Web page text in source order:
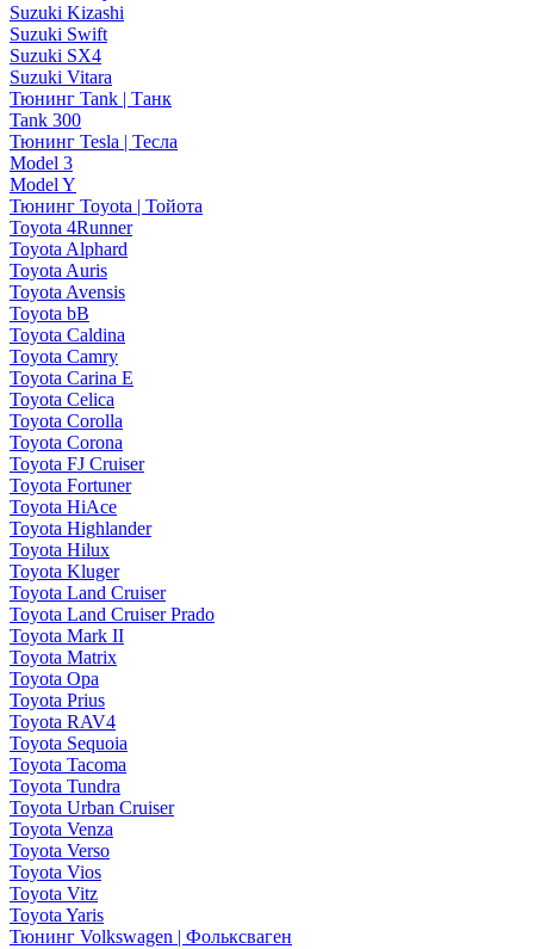
Suzuki Kizashi
Suzuki Swift
Suzuki SX4
Suzuki Vitara
Тюнинг Tank | Танк
Tank 300
Тюнинг Tesla | Тесла
Model 3
Model Y
Тюнинг Toyota | Тойота
Toyota 4Runner
Toyota Alphard
Toyota Auris
Toyota Avensis
Toyota bB
Toyota Caldina
Toyota Camry
Toyota Carina E
Toyota Celica
Toyota Corolla
Toyota Corona
Toyota FJ Cruiser
Toyota Fortuner
Toyota HiAce
Toyota Highlander
Toyota Hilux
Toyota Kluger
Toyota Land Cruiser
Toyota Land Cruiser Prado
Toyota Mark II
Toyota Matrix
Toyota Opa
Toyota Prius
Toyota RAV4
Toyota Sequoia
Toyota Tacoma
Toyota Tundra
Toyota Urban Cruiser
Toyota Venza
Toyota Verso
Toyota Vios
Toyota Vitz
Toyota Yaris
Тюнинг Volkswagen | Фольксваген